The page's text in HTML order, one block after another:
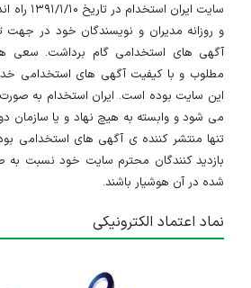
سایت
و روزانه مدیران و نویسندگان خود در
آگهی های استخدامی گام برداشت. سعی
مطلوب و با کیفیت آگهی های استخدامی
این سایت بوده است. ایران استخدام به
می شود و وابسته به هیچ نهاد و یا سازمان
تنها منتشر کننده ی آگهی های استخدامی
بازدید کنندگان محترم سایت خود نسبت
شده در آن هوشیار باشند.
نماد اعتماد الکترونیکی